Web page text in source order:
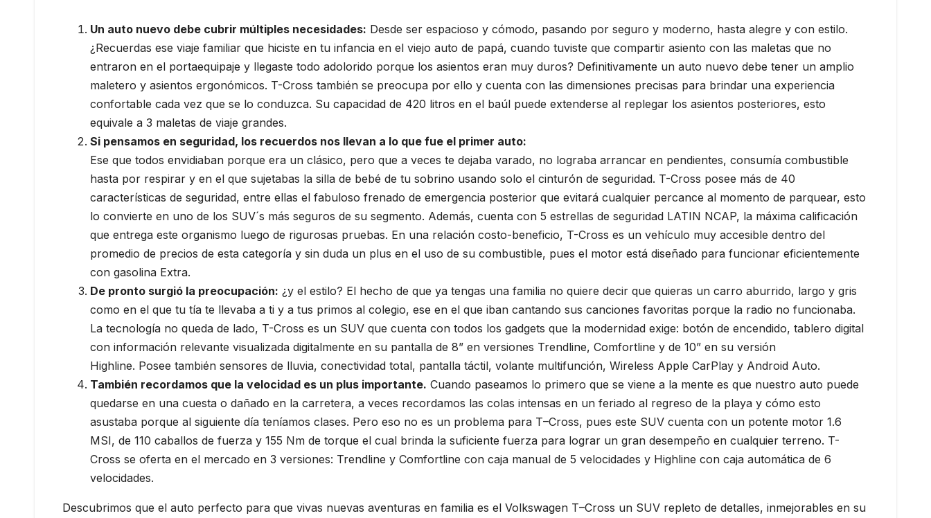
Un auto nuevo debe cubrir múltiples necesidades: Desde ser espacioso y cómodo, pasando por seguro y moderno, hasta alegre y con estilo.
¿Recuerdas ese viaje familiar que hiciste en tu infancia en el viejo auto de papá, cuando tuviste que compartir asiento con las maletas que no
entraron en el portaequipaje y llegaste todo adolorido porque los asientos eran muy duros? Definitivamente un auto nuevo debe tener un amplio
maletero y asientos ergonómicos. T-Cross también se preocupa por ello y cuenta con las dimensiones precisas para brindar una experiencia
confortable cada vez que se lo conduzca. Su capacidad de 420 litros en el baúl puede extenderse al replegar los asientos posteriores, esto
equivale a 3 maletas de viaje grandes.
Si pensamos en seguridad, los recuerdos nos llevan a lo que fue el primer auto:
Ese que todos envidiaban porque era un clásico, pero que a veces te dejaba varado, no lograba arrancar en pendientes, consumía combustible
hasta por respirar y en el que sujetabas la silla de bebé de tu sobrino usando solo el cinturón de seguridad. T-Cross posee más de 40
características de seguridad, entre ellas el fabuloso frenado de emergencia posterior que evitará cualquier percance al momento de parquear, esto
lo convierte en uno de los SUV´s más seguros de su segmento. Además, cuenta con 5 estrellas de seguridad LATIN NCAP, la máxima calificación
que entrega este organismo luego de rigurosas pruebas. En una relación costo-beneficio, T-Cross es un vehículo muy accesible dentro del
promedio de precios de esta categoría y sin duda un plus en el uso de su combustible, pues el motor está diseñado para funcionar eficientemente
con gasolina Extra.
De pronto surgió la preocupación: ¿y el estilo? El hecho de que ya tengas una familia no quiere decir que quieras un carro aburrido, largo y gris
como en el que tu tía te llevaba a ti y a tus primos al colegio, ese en el que iban cantando sus canciones favoritas porque la radio no funcionaba.
La tecnología no queda de lado, T-Cross es un SUV que cuenta con todos los gadgets que la modernidad exige: botón de encendido, tablero digital
con información relevante visualizada digitalmente en su pantalla de 8” en versiones Trendline, Comfortline y de 10” en su versión
Highline. Posee también sensores de lluvia, conectividad total, pantalla táctil, volante multifunción, Wireless Apple CarPlay y Android Auto.
También recordamos que la velocidad es un plus importante. Cuando paseamos lo primero que se viene a la mente es que nuestro auto puede
quedarse en una cuesta o dañado en la carretera, a veces recordamos las colas intensas en un feriado al regreso de la playa y cómo esto
asustaba porque al siguiente día teníamos clases. Pero eso no es un problema para T–Cross, pues este SUV cuenta con un potente motor 1.6
MSI, de 110 caballos de fuerza y 155 Nm de torque el cual brinda la suficiente fuerza para lograr un gran desempeño en cualquier terreno. T-
Cross se oferta en el mercado en 3 versiones: Trendline y Comfortline con caja manual de 5 velocidades y Highline con caja automática de 6
velocidades.
Descubrimos que el auto perfecto para que vivas nuevas aventuras en familia es el Volkswagen T–Cross un SUV repleto de detalles, inmejorables en su